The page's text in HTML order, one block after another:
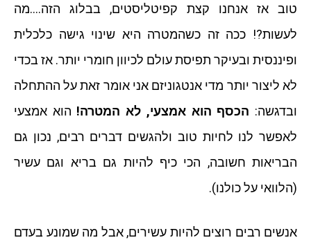
טוב אז אנחנו קצת קפיטליסטים, בבלוג הזה….מה
לעשות?! ככה זה כשהמטרה היא שינוי גישה כלכלית
ופיננסית ובעיקר תפיסת עולם לכיוון חומרי יותר. אז בכדי
לא ליצור יותר מדי אנטגוניזם אני אומר זאת על ההתחלה
ובדגשה: הכסף הוא אמצעי, לא המטרה! הוא אמצעי
לאפשר לנו לחיות טוב ולהגשים דברים רבים, נכון גם
הבריאות חשובה, הכי כיף להיות גם בריא וגם עשיר
(הלוואי על כולנו).
אנשים רבים רוצים להיות עשירים, אבל מה שמונע בעדם